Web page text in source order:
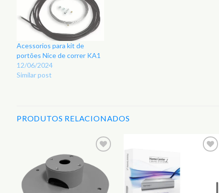
Acessorios para kit de
portões Nice de correr KA1
12/06/2024
Similar post
PRODUTOS RELACIONADOS